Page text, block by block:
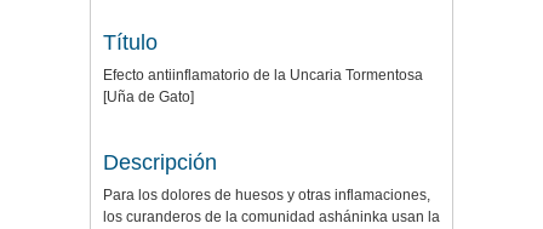
Título
Efecto antiinflamatorio de la Uncaria Tormentosa
[Uña de Gato]
Descripción
Para los dolores de huesos y otras inflamaciones,
los curanderos de la comunidad asháninka usan la